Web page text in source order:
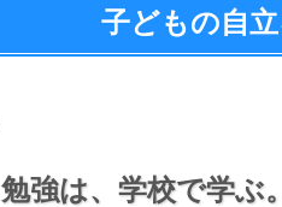
子どもの自
勉強は、 学校で学ぶ